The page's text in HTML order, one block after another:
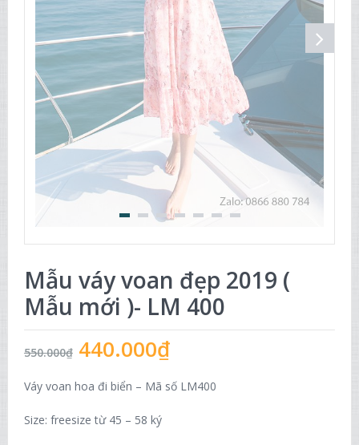
Mẫu váy voan đẹp 2019 (
Mẫu mới )- LM 400
550.000₫ 440.000₫
Váy voan hoa đi biển – Mã số LM400
Size: freesize từ 45 – 58 ký